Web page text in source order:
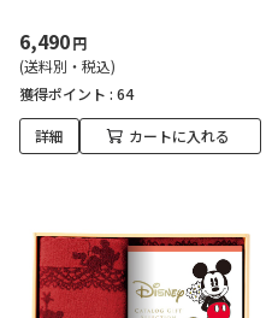
6,490円
(送料別・税込)
獲得ポイント : 64
詳細 カートに入れる